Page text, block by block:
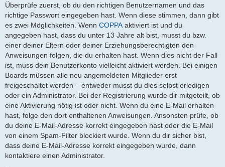
Überprüfe zuerst, ob du den richtigen Benutzernamen und das
richtige Passwort eingegeben hast. Wenn diese stimmen, dann gibt
es zwei Möglichkeiten. Wenn COPPA aktiviert ist und du
angegeben hast, dass du unter 13 Jahre alt bist, musst du bzw.
einer deiner Eltern oder deiner Erziehungsberechtigten den
Anweisungen folgen, die du erhalten hast. Wenn dies nicht der Fall
ist, muss dein Benutzerkonto vielleicht aktiviert werden. Bei einigen
Boards müssen alle neu angemeldeten Mitglieder erst
freigeschaltet werden – entweder musst du dies selbst erledigen
oder ein Administrator. Bei der Registrierung wurde dir mitgeteilt, ob
eine Aktivierung nötig ist oder nicht. Wenn du eine E-Mail erhalten
hast, folge den dort enthaltenen Anweisungen. Ansonsten prüfe, ob
du deine E-Mail-Adresse korrekt eingegeben hast oder die E-Mail
von einem Spam-Filter blockiert wurde. Wenn du dir sicher bist,
dass deine E-Mail-Adresse korrekt eingegeben wurde, dann
kontaktiere einen Administrator.